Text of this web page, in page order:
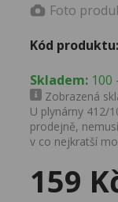
Foto
Kód produktu:
Skladem: 100
Zobrazená
U plynárny 412/
prodejně,
v co nejkratší
159